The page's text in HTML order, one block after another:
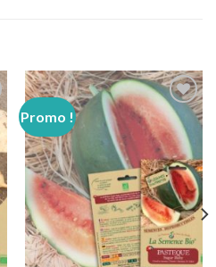
Promo !
Ajouter
à
wishlist